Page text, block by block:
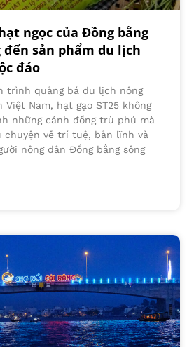
ngọc của Đồng bằng
đến sản phẩm du lịch
đáo
trình quảng bá du lịch nông
Việt Nam, hạt gạo ST25 không
những cánh đồng trù phú mà
chuyện về trí tuệ, bản lĩnh và
nông dân Đồng bằng sông